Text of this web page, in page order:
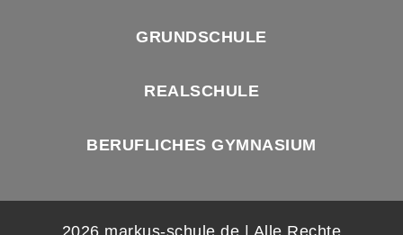
GRUNDSCHULE
REALSCHULE
BERUFLICHES GYMNASIUM